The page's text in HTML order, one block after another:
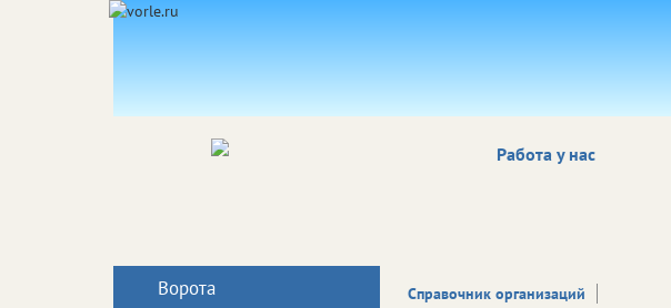
Работа у нас
Справочник организаций
Ворота